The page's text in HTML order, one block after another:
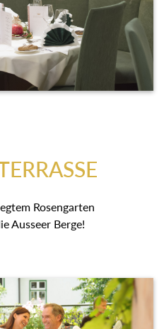
Rosengarten
Ausseer Berge!